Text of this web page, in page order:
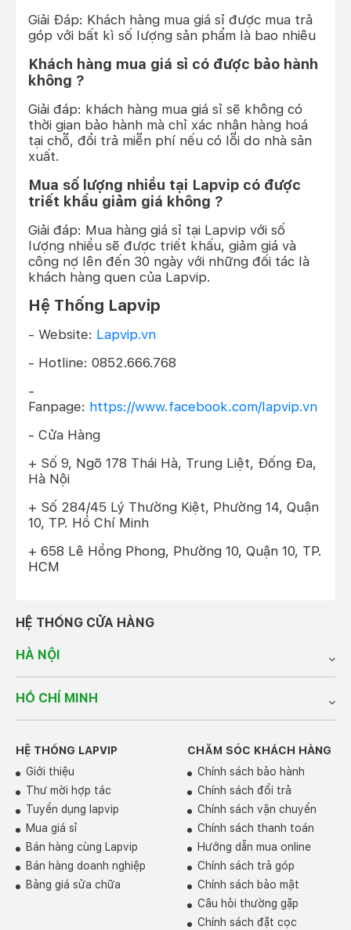
Giải Đáp: Khách hàng mua giá sỉ được mua trả
góp với bất kì số lượng sản phẩm là bao nhiêu
Khách hàng mua giá sỉ có được bảo hành
không ?
Giải đáp: khách hàng mua giá sỉ sẽ không có
thời gian bảo hành mà chỉ xác nhận hàng hoá
tại chỗ, đổi trả miễn phí nếu có lỗi do nhà sản
xuất.
Mua số lượng nhiều tại Lapvip có được
triết khẩu giảm giá không ?
Giải đáp: Mua hàng giá sỉ tại Lapvip với số
lượng nhiều sẽ được triết khấu, giảm giá và
công nợ lên đến 30 ngày với những đối tác là
khách hàng quen của Lapvip.
Hệ Thống Lapvip
- Website: Lapvip.vn
- Hotline: 0852.666.768
-
Fanpage: https://www.facebook.com/lapvip.vn
- Cửa Hàng
+ Số 9, Ngõ 178 Thái Hà, Trung Liệt, Đống Đa,
Hà Nội
+ Số 284/45 Lý Thường Kiệt, Phường 14, Quận
10, TP. Hồ Chí Minh
+ 658 Lê Hồng Phong, Phường 10, Quận 10, TP.
HCM
HỆ THỐNG CỬA HÀNG
HÀ NỘI
HỒ CHÍ MINH
HỆ THỐNG LAPVIP
Giới thiệu
Thư mời hợp tác
Tuyển dụng lapvip
Mua giá sỉ
Bán hàng cùng Lapvip
Bán hàng doanh nghiệp
Bảng giá sửa chữa
CHĂM SÓC KHÁCH HÀNG
Chính sách bảo hành
Chính sách đổi trả
Chính sách vận chuyển
Chính sách thanh toán
Hướng dẫn mua online
Chính sách trả góp
Chính sách bảo mật
Câu hỏi thường gặp
Chính sách đặt cọc